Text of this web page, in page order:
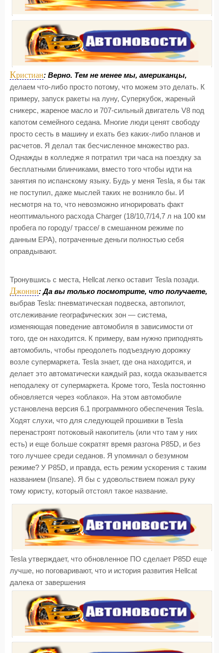
Кристиан: Верно. Тем не менее мы, американцы,
делаем что-либо просто потому, что можем это делать. К
примеру, запуск ракеты на луну, Суперкубок, жареный
сникерс, жареное масло и 707-сильный двигатель V8 под
капотом семейного седана. Многие люди ценят свободу
просто сесть в машину и ехать без каких-либо планов и
расчетов. Я делал так бесчисленное множество раз.
Однажды в колледже я потратил три часа на поездку за
бесплатными блинчиками, вместо того чтобы идти на
занятия по испанскому языку. Будь у меня Tesla, я бы так
не поступил, даже мыслей таких не возникло бы. И
несмотря на то, что невозможно игнорировать факт
неоптимального расхода Charger (18/10,7/14,7 л на 100 км
пробега по городу/ трассе/ в смешанном режиме по
данным ЕРА), потраченные деньги полностью себя
оправдывают.
Тронувшись с места, Hellcat легко оставит Tesla позади.
Джонни: Да вы только посмотрите, что получаете,
выбрав Tesla: пневматическая подвеска, автопилот,
отслеживание географических зон — система,
изменяющая поведение автомобиля в зависимости от
того, где он находится. К примеру, вам нужно приподнять
автомобиль, чтобы преодолеть подъездную дорожку
возле супермаркета. Tesla знает, где она находится, и
делает это автоматически каждый раз, когда оказывается
неподалеку от супермаркета. Кроме того, Tesla постоянно
обновляется через «облако». На этом автомобиле
установлена версия 6.1 программного обеспечения Tesla.
Ходят слухи, что для следующей прошивки в Tesla
перенастроят потоковый накопитель (или что там у них
есть) и еще больше сократят время разгона P85D, и без
того лучшее среди седанов. Я упоминал о безумном
режиме? У P85D, и правда, есть режим ускорения с таким
названием (Insane). Я бы с удовольствием пожал руку
тому юристу, который отстоял такое название.
Tesla утверждает, что обновленное ПО сделает P85D еще
лучше, но поговаривают, что и история развития Hellcat
далека от завершения